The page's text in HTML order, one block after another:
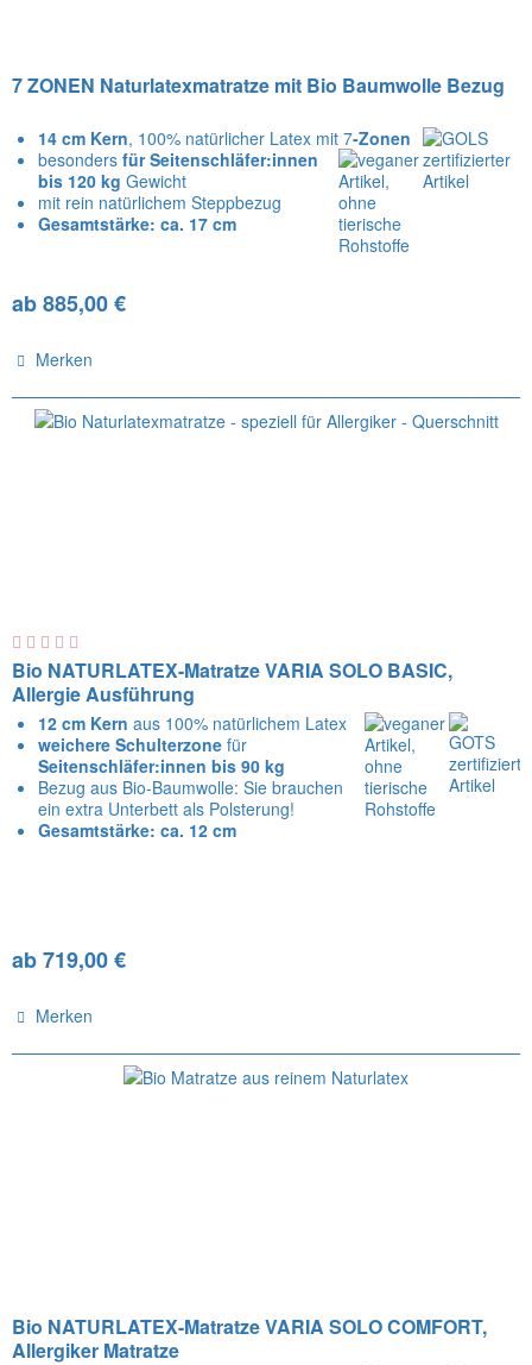
7 ZONEN Naturlatexmatratze mit Bio Baumwolle Bezug
14 cm Kern, 100% natürlicher Latex mit 7-Zonen
besondersfür Seitenschläfer:innen
bis 120 kg Gewicht
mit rein natürlichem Steppbezug
Gesamtstärke: ca. 17 cm
ab 885,00 €
Merken
Bio NATURLATEX-Matratze VARIA SOLO BASIC,
Allergie Ausführung
12 cm Kernaus 100% natürlichem Latex
weichere Schulterzonefür
Seitenschläfer:innen bis 90 kg
Bezug aus Bio-Baumwolle: Sie brauchen
ein extra Unterbett als Polsterung!
Gesamtstärke: ca. 12 cm
ab 719,00 €
Merken
Bio NATURLATEX-Matratze VARIA SOLO COMFORT,
Allergiker Matratze